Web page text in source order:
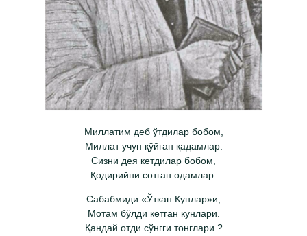
Миллатим деб ўтдилар бобом,
Миллат учун қўйган қадамлар.
Сизни дея кетдилар бобом,
Қодирийни сотган одамлар.
Сабабмиди «Ўткан Кунлар»и,
Мотам бўлди кетган кунлари.
Қандай отди сўнгги тонглари ?